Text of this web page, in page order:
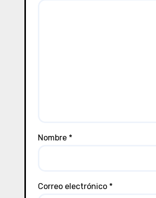
Nombre *
Correo electrónico *